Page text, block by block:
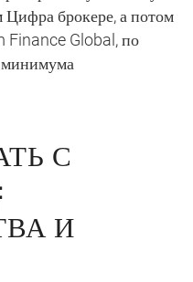
Цифра брокере, а потом
Finance Global, по
С
И